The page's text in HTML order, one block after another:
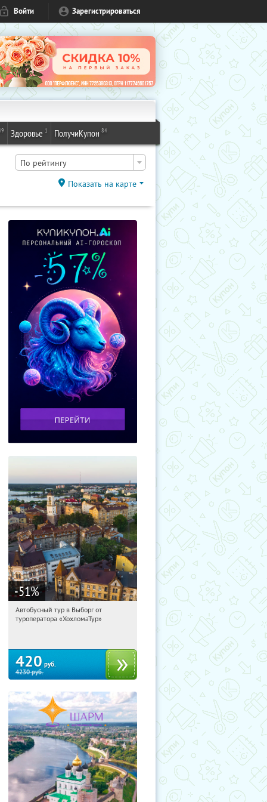
Войти Зарегистрироваться
Здоровье 1 ПолучиКупон 84
По рейтингу
Показать на карте
-51%
02:12:29 Купили:
Автобусный тур в Выборг от
туроператора «ХохломаТур»
420 руб.
4230руб.